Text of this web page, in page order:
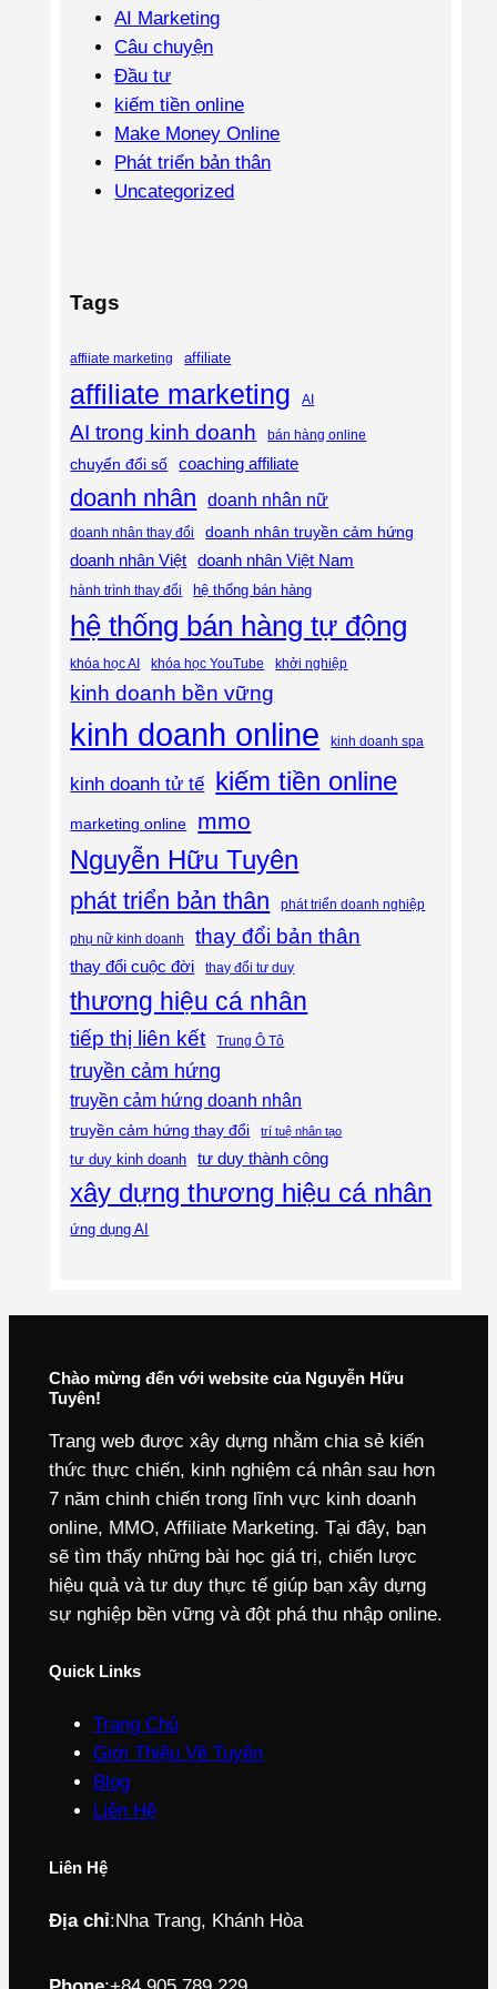
AI Marketing
Câu chuyện
Đầu tư
kiếm tiền online
Make Money Online
Phát triển bản thân
Uncategorized
Tags
affiiate marketing affiliate
affiliate marketing AI
AI trong kinh doanh bán hàng online
chuyển đổi số coaching affiliate
doanh nhân doanh nhân nữ
doanh nhân thay đổi doanh nhân truyền cảm hứng
doanh nhân Việt doanh nhân Việt Nam
hành trình thay đổi hệ thống bán hàng
hệ thống bán hàng tự động
khóa học AI khóa học YouTube khởi nghiệp
kinh doanh bền vững
kinh doanh online kinh doanh spa
kinh doanh tử tế kiếm tiền online
marketing online mmo
Nguyễn Hữu Tuyên
phát triển bản thân phát triển doanh nghiệp
phụ nữ kinh doanh thay đổi bản thân
thay đổi cuộc đời thay đổi tư duy
thương hiệu cá nhân
tiếp thị liên kết Trung Ô Tô
truyền cảm hứng
truyền cảm hứng doanh nhân
truyền cảm hứng thay đổi trí tuệ nhân tạo
tư duy kinh doanh tư duy thành công
xây dựng thương hiệu cá nhân
ứng dụng AI
Chào mừng đến với website của Nguyễn Hữu
Tuyên!
Trang web được xây dựng nhằm chia sẻ kiến
thức thực chiến, kinh nghiệm cá nhân sau hơn
7 năm chinh chiến trong lĩnh vực kinh doanh
online, MMO, Affiliate Marketing. Tại đây, bạn
sẽ tìm thấy những bài học giá trị, chiến lược
hiệu quả và tư duy thực tế giúp bạn xây dựng
sự nghiệp bền vững và đột phá thu nhập online.
Quick Links
Trang Chủ
Giới Thiệu Về Tuyên
Blog
Liên Hệ
Liên Hệ
Địa chỉ:Nha Trang, Khánh Hòa